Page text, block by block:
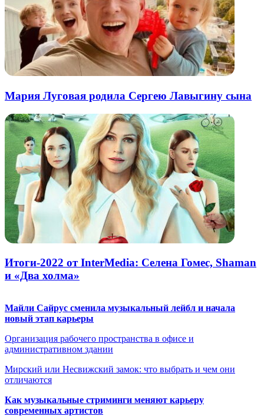
Мария Луговая родила Сергею Лавыгину сына
Итоги-2022 от InterMedia: Селена Гомес, Shaman
и «Два холма»
Майли Сайрус сменила музыкальный лейбл и начала
новый этап карьеры
Организация рабочего пространства в офисе и
административном здании
Мирский или Несвижский замок: что выбрать и чем они
отличаются
Как музыкальные стриминги меняют карьеру
современных артистов